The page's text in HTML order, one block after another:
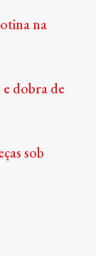
na
dobra de
sob